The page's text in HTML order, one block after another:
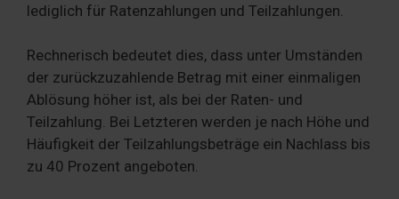
lediglich für Ratenzahlungen und Teilzahlungen.
Rechnerisch bedeutet dies, dass unter Umständen
der zurückzuzahlende Betrag mit einer einmaligen
Ablösung höher ist, als bei der Raten- und
Teilzahlung. Bei Letzteren werden je nach Höhe und
Häufigkeit der Teilzahlungsbeträge ein Nachlass bis
zu 40 Prozent angeboten.